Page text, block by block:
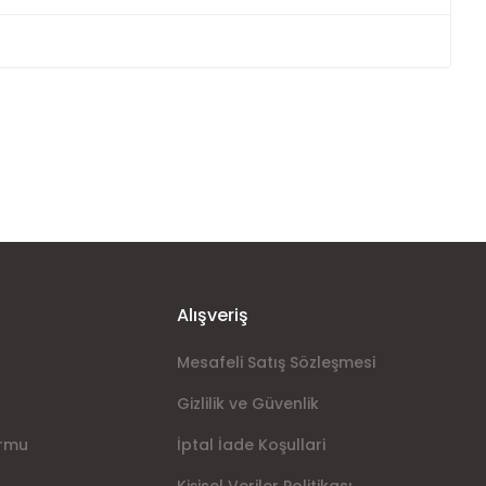
Alışveriş
Mesafeli Satış Sözleşmesi
Gizlilik ve Güvenlik
İptal İade Koşullari